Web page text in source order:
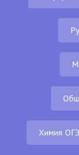
Химия ОГЭ